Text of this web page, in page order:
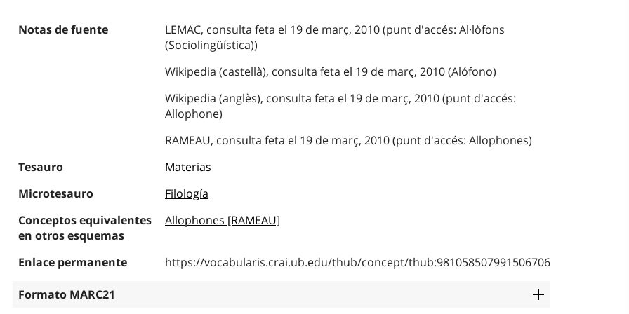
Notas de fuente
LEMAC, consulta feta el 19 de març, 2010 (punt d'accés: Al·lòfons
(Sociolingüística))
Wikipedia (castellà), consulta feta el 19 de març, 2010 (Alófono)
Wikipedia (anglès), consulta feta el 19 de març, 2010 (punt d'accés:
Allophone)
RAMEAU, consulta feta el 19 de març, 2010 (punt d'accés: Allophones)
Tesauro
Materias
Microtesauro
Filología
Conceptos equivalentes
en otros esquemas
Allophones [RAMEAU]
Enlace permanente https://vocabularis.crai.ub.edu/thub/concept/thub:981058507991506706
Formato MARC21